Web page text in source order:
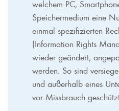
welchem PC,
Speichermedium eine
einmal spezifizierten
(Information Rights
wieder geändert,
werden. So sind
und außerhalb eines
vor Missbrauch